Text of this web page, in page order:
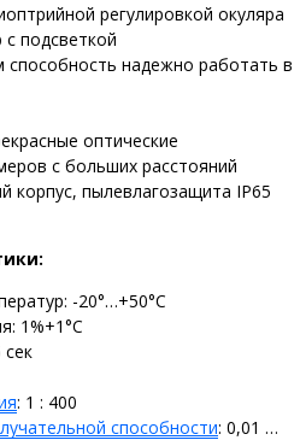
регулировкой окуляра
подсветкой
способность надежно работать в
оптические
с больших расстояний
корпус, пылевлагозащита IP65
-20°…+50°С
1%+1°С
: 1 : 400
способности: 0,01 …